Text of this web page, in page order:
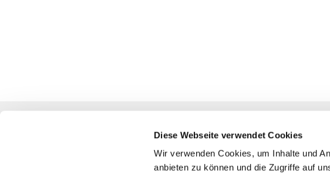
Diese Webseite verwendet Cookies
Wir verwenden Cookies, um Inhalte und
anbieten zu können und die Zugriffe auf
Katholische Kirchengemeinde
Pfarrei St. Benedikt Teltow-Fläming